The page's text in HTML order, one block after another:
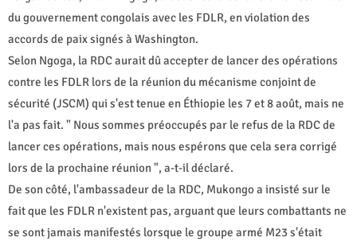
du gouvernement congolais avec les FDLR, en violation des
accords de paix signés à Washington.
Selon Ngoga, la RDC aurait dû accepter de lancer des opérations
contre les FDLR lors de la réunion du mécanisme conjoint de
sécurité (JSCM) qui s'est tenue en Éthiopie les 7 et 8 août, mais ne
l'a pas fait. " Nous sommes préoccupés par le refus de la RDC de
lancer ces opérations, mais nous espérons que cela sera corrigé
lors de la prochaine réunion ", a-t-il déclaré.
De son côté, l'ambassadeur de la RDC, Mukongo a insisté sur le
fait que les FDLR n'existent pas, arguant que leurs combattants ne
se sont jamais manifestés lorsque le groupe armé M23 s'était